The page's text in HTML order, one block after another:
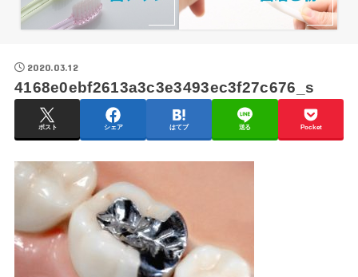
2020.03.12
4168e0ebf2613a3c3e3493ec3f27c676_s
ポスト シェア はてブ 送る Pocket